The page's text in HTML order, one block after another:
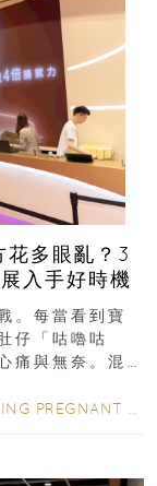
花多眼亂？3
入手好時機
。每當看到寶
仔「咕嚕咕
痛與無奈。混
PREGNANT